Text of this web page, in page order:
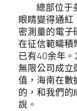
總部位于
眼睛變得通紅
密測量的電子
在征信範疇積
已有40余年
無限公司成立
值，海南在數
的，和我們的
說。